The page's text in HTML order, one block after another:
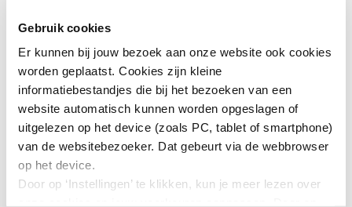
Gebruik cookies
Er kunnen bij jouw bezoek aan onze website ook cookies
worden geplaatst. Cookies zijn kleine
informatiebestandjes die bij het bezoeken van een
website automatisch kunnen worden opgeslagen of
uitgelezen op het device (zoals PC, tablet of smartphone)
van de websitebezoeker. Dat gebeurt via de webbrowser
op het device.
Door op ‘Instellingen’ te klikken, kun je meer lezen over